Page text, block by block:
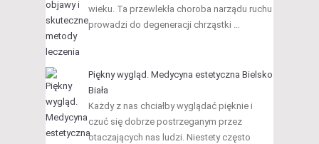
wieku. Ta przewlekła choroba narządu ruchu
prowadzi do degeneracji chrząstki …
Piękny wygląd. Medycyna estetyczna Bielsko
Biała
Każdy z nas chciałby wyglądać pięknie i
czuć się dobrze postrzeganym przez
otaczających nas ludzi. Niestety często